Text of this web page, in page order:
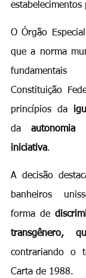
O Órgão
que a norma
Constituição
princípios da
da autonomia
iniciativa.
A decisão
banheiros
forma de
transgênero,
contrariando o
Carta de 1988.